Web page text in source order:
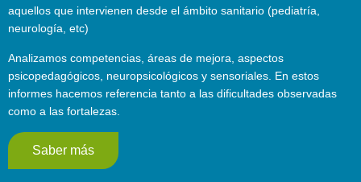
aquellos que intervienen desde el ámbito sanitario (pediatría,
neurología, etc)
Analizamos competencias, áreas de mejora, aspectos
psicopedagógicos, neuropsicológicos y sensoriales. En estos
informes hacemos referencia tanto a las dificultades observadas
como a las fortalezas.
Saber más